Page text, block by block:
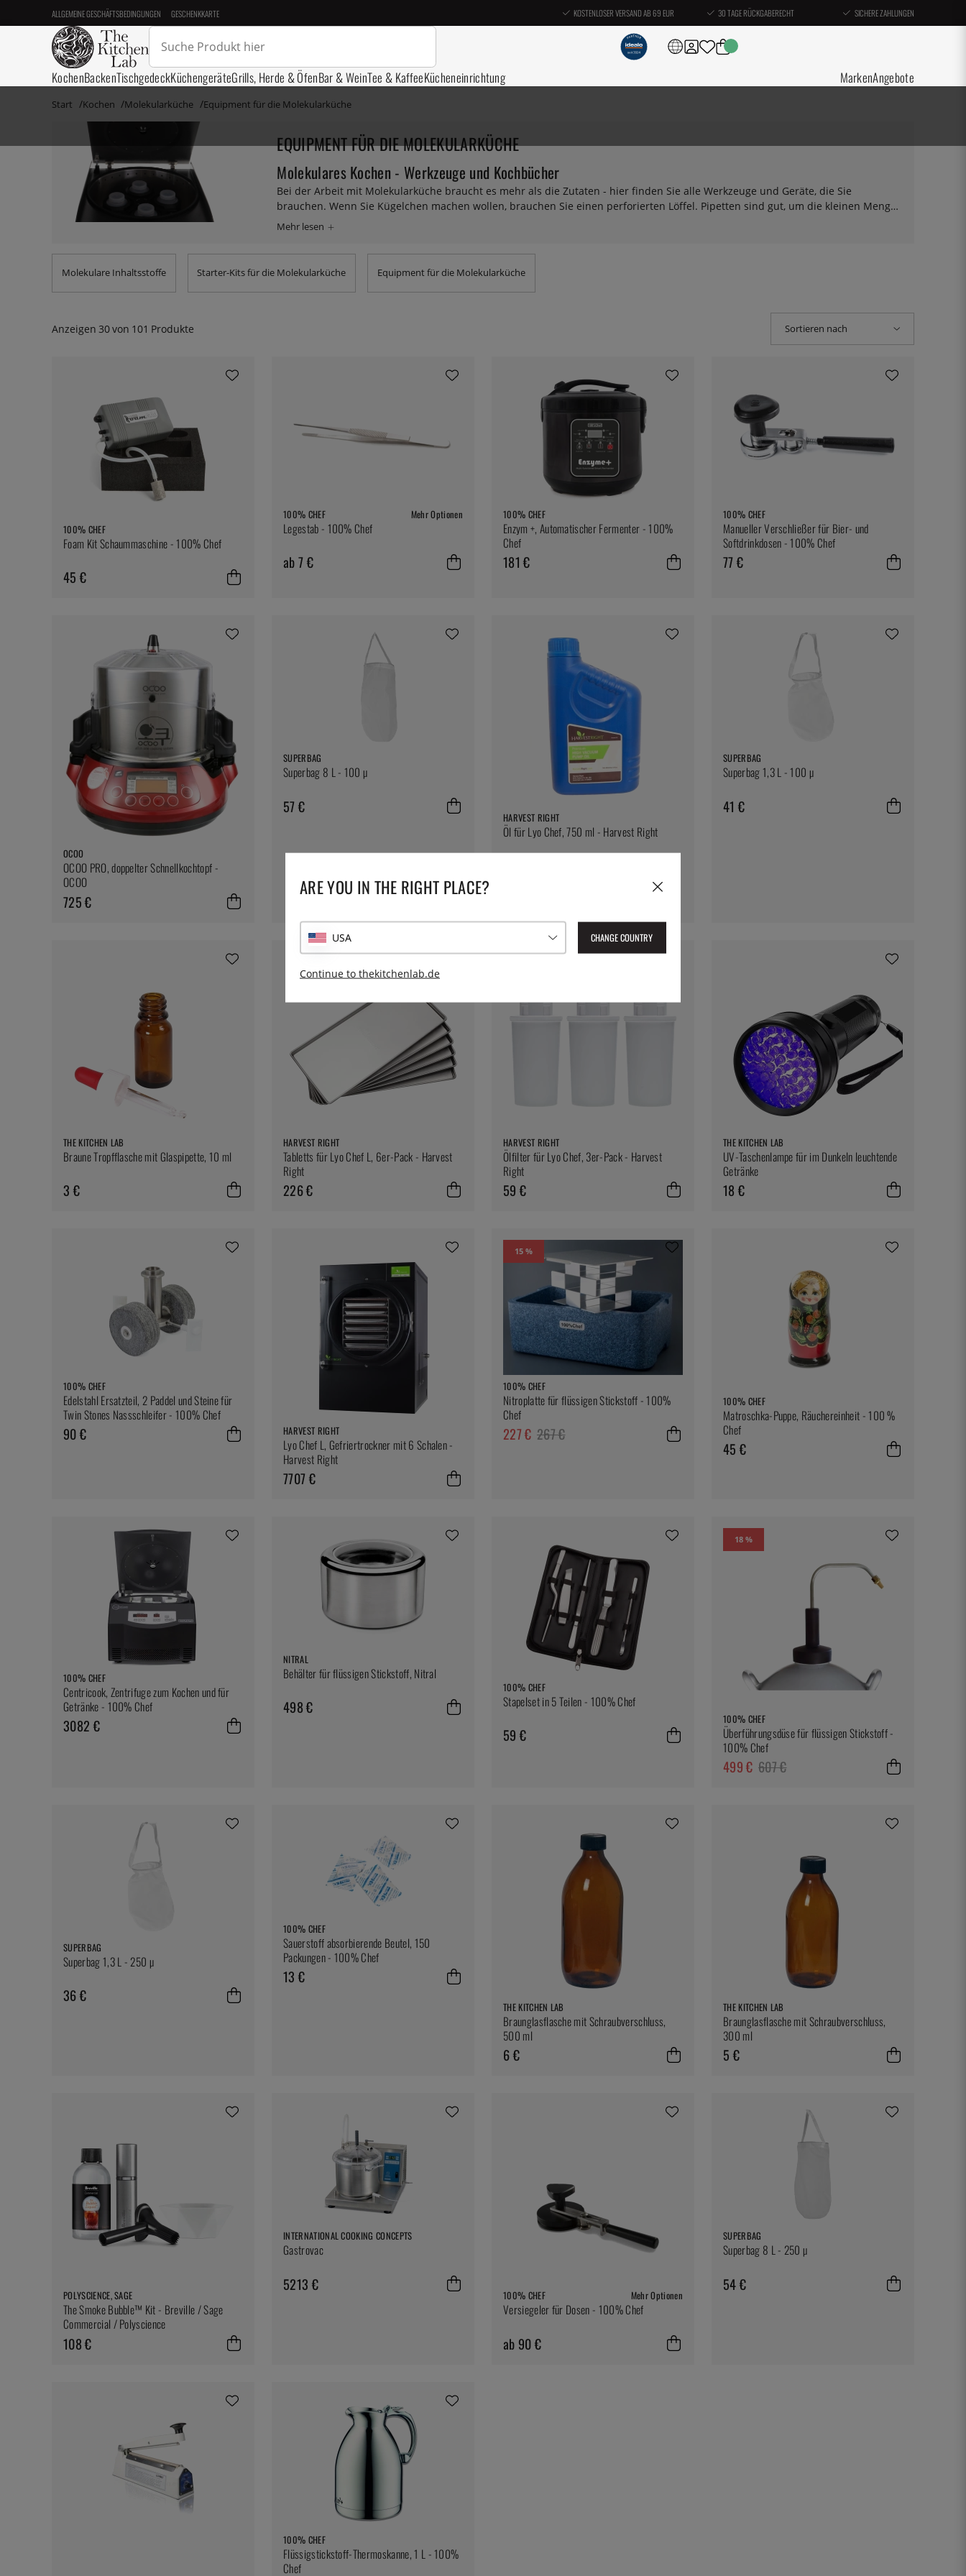
ALLGEMEINE GESCHÄFTSBEDINGUNGEN GESCHENKKARTE KOSTENLOSER VERSAND AB 69 EUR 30 TAGE RÜCKGABERECHT SICHERE ZAHLUNGEN
KochenBackenTischgedeckKüchengeräteGrills, Herde & ÖfenBar & WeinTee & KaffeeKücheneinrichtung MarkenAngebote
Start Kochen Molekularküche Equipment für die Molekularküche
EQUIPMENT FÜR DIE MOLEKULARKÜCHE
Molekulares Kochen - Werkzeuge und Kochbücher
Bei der Arbeit mit Molekularküche braucht es mehr als die Zutaten - hier finden Sie alle Werkzeuge und Geräte, die Sie
brauchen. Wenn Sie Kügelchen machen wollen, brauchen Sie einen perforierten Löffel. Pipetten sind gut, um die kleinen Mengen
zu dosieren, die Sie brauchen, und natürlich sind die E-Kolben nicht schlecht, um das Laborgefühl zu verstärken
Molekulare Inhaltsstoffe Starter-Kits für die Molekularküche Equipment für die Molekularküche
Anzeigen 30von 101 Produkte Sortieren nach
100% CHEF
Foam Kit Schaummaschine - 100% Chef
45 €
100% CHEF Mehr Optionen
Legestab - 100% Chef
ab 7 €
100% CHEF
Enzym +, Automatischer Fermenter - 100%
Chef
181 €
100% CHEF
Manueller Verschließer für Bier- und
Softdrinkdosen - 100% Chef
77 €
OCOO
OCOO PRO, doppelter Schnellkochtopf -
OCOO
725 €
SUPERBAG
Superbag 8 L - 100 µ
57 €
HARVEST RIGHT
Öl für Lyo Chef, 750 ml - Harvest Right
SUPERBAG
Superbag 1,3 L - 100 µ
41 €
THE KITCHEN LAB
Braune Tropfflasche mit Glaspipette, 10 ml
3 €
HARVEST RIGHT
Tabletts für Lyo Chef L, 6er-Pack - Harvest
Right
226 €
HARVEST RIGHT
Ölfilter für Lyo Chef, 3er-Pack - Harvest
Right
59 €
THE KITCHEN LAB
UV-Taschenlampe für im Dunkeln leuchtende
Getränke
18 €
100% CHEF
Edelstahl Ersatzteil, 2 Paddel und Steine für
Twin Stones Nassschleifer - 100% Chef
90 € HARVEST RIGHT
Lyo Chef L, Gefriertrockner mit 6 Schalen -
Harvest Right
7707 €
15 %
100% CHEF
Nitroplatte für flüssigen Stickstoff - 100%
Chef
227 € 267 €
100% CHEF
Matroschka-Puppe, Räuchereinheit - 100 %
Chef
45 €
100% CHEF
Centricook, Zentrifuge zum Kochen und für
Getränke - 100% Chef
3082 €
NITRAL
Behälter für flüssigen Stickstoff, Nitral
498 €
100% CHEF
Stapelset in 5 Teilen - 100% Chef
59 €
18 %
100% CHEF
Überführungsdüse für flüssigen Stickstoff -
100% Chef
499 € 607 €
SUPERBAG
Superbag 1,3 L - 250 µ
36 €
100% CHEF
Sauerstoff absorbierende Beutel, 150
Packungen - 100% Chef
13 €
THE KITCHEN LAB
Braunglasflasche mit Schraubverschluss,
500 ml
6 €
THE KITCHEN LAB
Braunglasflasche mit Schraubverschluss,
300 ml
5 €
POLYSCIENCE, SAGE
The Smoke Bubble™ Kit - Breville / Sage
Commercial / Polyscience
108 €
INTERNATIONAL COOKING CONCEPTS
Gastrovac
5213 €
100% CHEF Mehr Optionen
Versiegeler für Dosen - 100% Chef
ab 90 €
SUPERBAG
Superbag 8 L - 250 µ
54 €
100% CHEF
Flüssigstickstoff-Thermoskanne, 1 L - 100%
Chef
ARE YOU IN THE RIGHT PLACE?
USA CHANGE COUNTRY
Continue to thekitchenlab.de